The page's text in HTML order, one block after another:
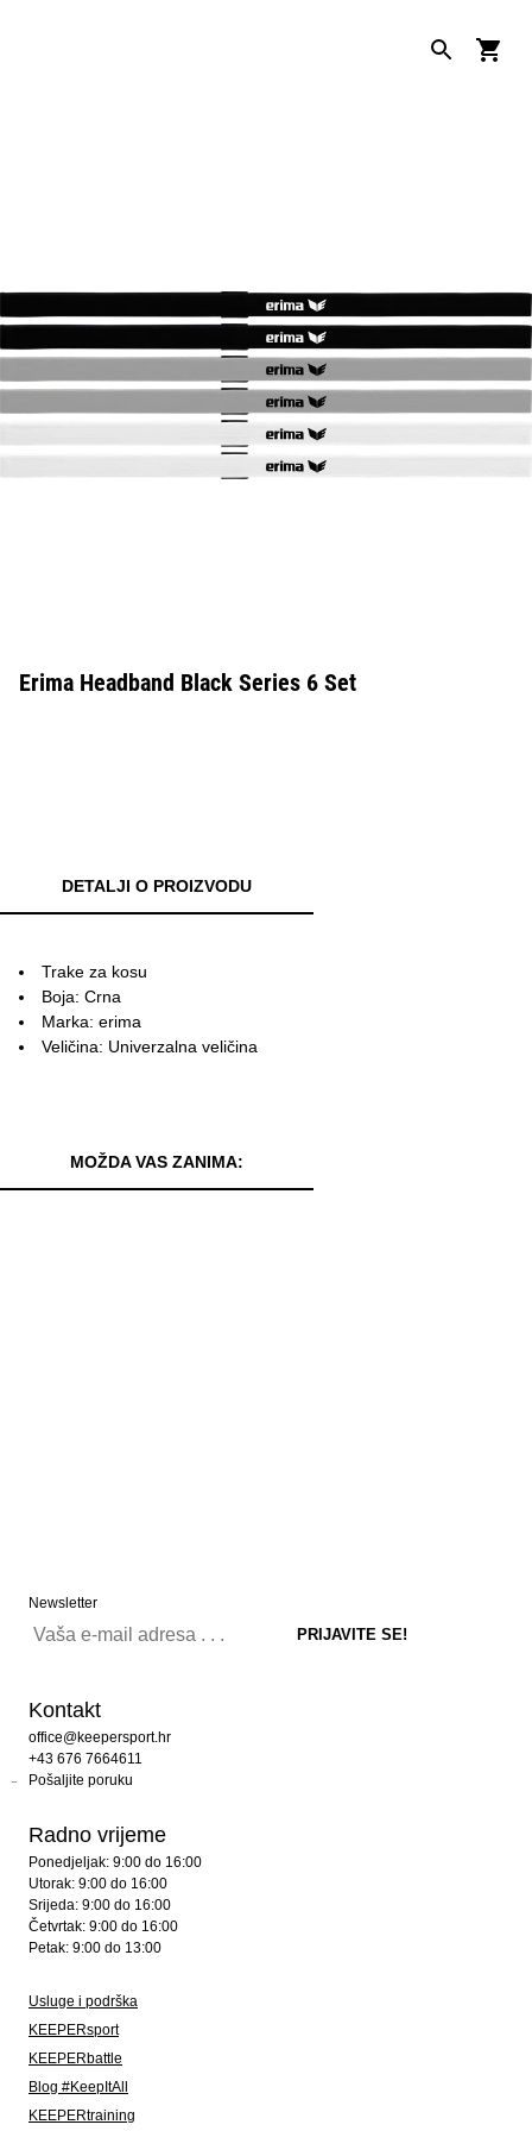
Erima Headband Black Series 6 Set
DETALJI O PROIZVODU
Trake za kosu
Boja: Crna
Marka: erima
Veličina: Univerzalna veličina
MOŽDA VAS ZANIMA:
Newsletter
Kontakt
office@keepersport.hr
+43 676 7664611
Pošaljite poruku
Radno vrijeme
Ponedjeljak: 9:00 do 16:00
Utorak: 9:00 do 16:00
Srijeda: 9:00 do 16:00
Četvrtak: 9:00 do 16:00
Petak: 9:00 do 13:00
Usluge i podrška
KEEPERsport
KEEPERbattle
Blog #KeepItAll
KEEPERtraining